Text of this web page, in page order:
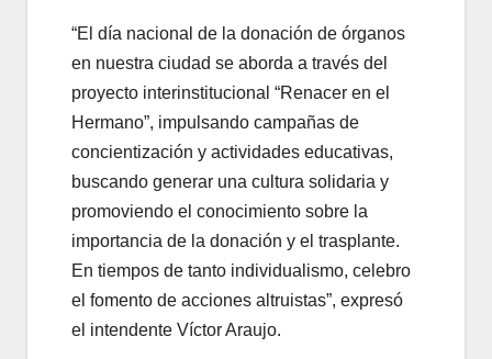
“El día nacional de la donación de órganos
en nuestra ciudad se aborda a través del
proyecto interinstitucional “Renacer en el
Hermano”, impulsando campañas de
concientización y actividades educativas,
buscando generar una cultura solidaria y
promoviendo el conocimiento sobre la
importancia de la donación y el trasplante.
En tiempos de tanto individualismo, celebro
el fomento de acciones altruistas”, expresó
el intendente Víctor Araujo.